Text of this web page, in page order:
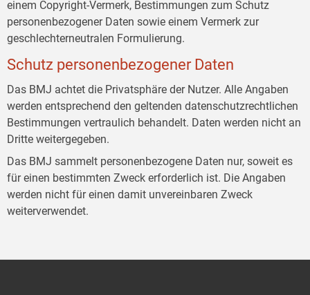
einem Copyright-Vermerk, Bestimmungen zum Schutz
personenbezogener Daten sowie einem Vermerk zur
geschlechterneutralen Formulierung.
Schutz personenbezogener Daten
Das BMJ achtet die Privatsphäre der Nutzer. Alle Angaben
werden entsprechend den geltenden datenschutzrechtlichen
Bestimmungen vertraulich behandelt. Daten werden nicht an
Dritte weitergegeben.
Das BMJ sammelt personenbezogene Daten nur, soweit es
für einen bestimmten Zweck erforderlich ist. Die Angaben
werden nicht für einen damit unvereinbaren Zweck
weiterverwendet.